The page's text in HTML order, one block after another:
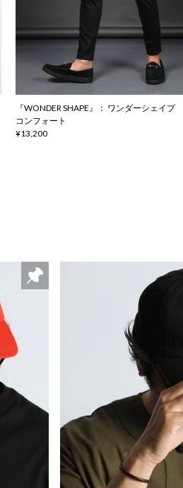
『WONDER SHAPE』： ワンダーシェイプ
コンフォート
¥13,200